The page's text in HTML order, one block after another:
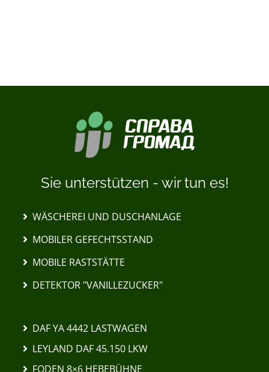
Sie unterstützen - wir tun es!
WÄSCHEREI UND DUSCHANLAGE
MOBILER GEFECHTSSTAND
MOBILE RASTSTÄTTE
DETEKTOR "VANILLEZUCKER"
DAF YA 4442 LASTWAGEN
LEYLAND DAF 45.150 LKW
FODEN 8×6 HEBEBÜHNE